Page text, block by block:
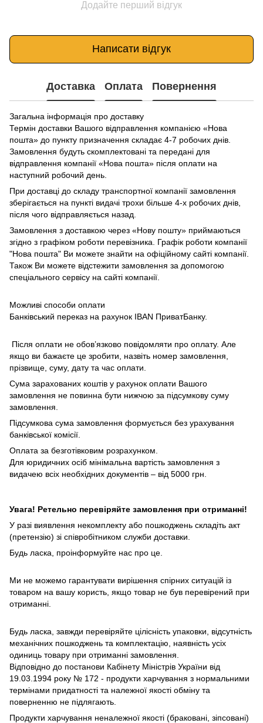
Додайте перший відгук
Написати відгук
Доставка Оплата Повернення
Загальна інформація про доставку
Термін доставки Вашого відправлення компанією «Нова
пошта» до пункту призначення складає 4-7 робочих днів.
Замовлення будуть скомплектовані та передані для
відправлення компанії «Нова пошта» після оплати на
наступний робочий день.
При доставці до складу транспортної компанії замовлення
зберігається на пункті видачі трохи більше 4-х робочих днів,
після чого відправляється назад.
Замовлення з доставкою через «Нову пошту» приймаються
згідно з графіком роботи перевізника. Графік роботи компанії
"Нова пошта" Ви можете знайти на офіційному сайті компанії.
Також Ви можете відстежити замовлення за допомогою
спеціального сервісу на сайті компанії.
Можливі способи оплати
Банківський переказ на рахунок IBAN ПриватБанку.
Після оплати не обов’язково повідомляти про оплату. Але
якщо ви бажаєте це зробити, назвіть номер замовлення,
прізвище, суму, дату та час оплати.
Сума зарахованих коштів у рахунок оплати Вашого
замовлення не повинна бути нижчою за підсумкову суму
замовлення.
Підсумкова сума замовлення формується без урахування
банківської комісії.
Оплата за безготівковим розрахунком.
Для юридичних осіб мінімальна вартість замовлення з
видачею всіх необхідних документів – від 5000 грн.
Увага! Ретельно перевіряйте замовлення при отриманні!
У разі виявлення некомплекту або пошкоджень складіть акт
(претензію) зі співробітником служби доставки.
Будь ласка, проінформуйте нас про це.
Ми не можемо гарантувати вирішення спірних ситуацій із
товаром на вашу користь, якщо товар не був перевірений при
отриманні.
Будь ласка, завжди перевіряйте цілісність упаковки, відсутність
механічних пошкоджень та комплектацію, наявність усіх
одиниць товару при отриманні замовлення.
Відповідно до постанови Кабінету Міністрів України від
19.03.1994 року № 172 - продукти харчування з нормальними
термінами придатності та належної якості обміну та
поверненню не підлягають.
Продукти харчування неналежної якості (браковані, зіпсовані)